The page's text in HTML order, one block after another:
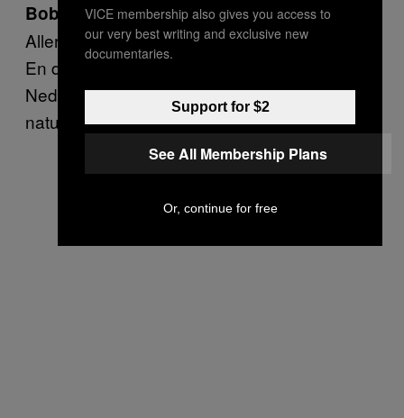
Bob wint?
Allereerst moeten we heel veel bier drinken.
En daarna met het volgende Songfestival in
Nederland laten zien hoe het wel kan,
natuurlijk.
VICE membership also gives you access to
our very best writing and exclusive new
documentaries.
Support for $2
See All Membership Plans
Or, continue for free